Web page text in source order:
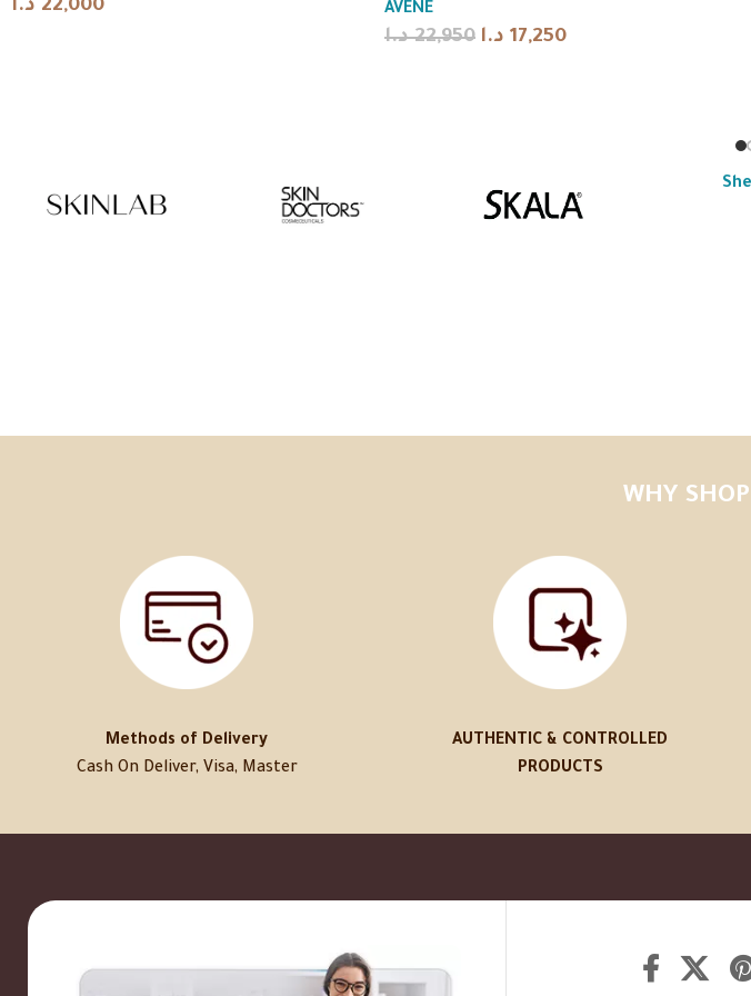
Product information is prepared for e-commerce listing and should be reviewed against
22,000 د.ا AVENE
22,950 د.ا 17,250 د.ا
WHY
Methods of Delivery
Cash On Deliver, Visa, Master
AUTHENTIC & CONTROLLED
PRODUCTS